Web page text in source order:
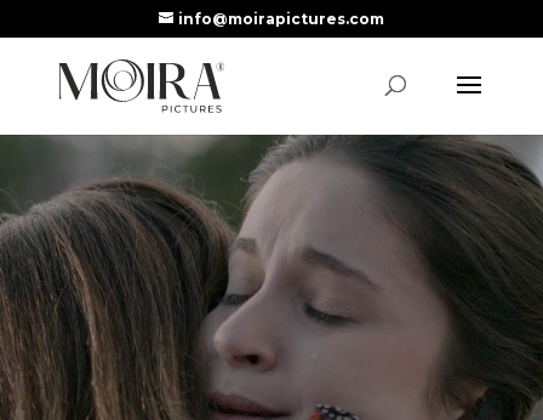
info@moirapictures.com